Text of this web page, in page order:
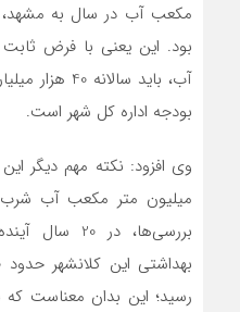
بود. این یعنی با فرض ثابت
آب، باید
بودجه اداره کل شهر است.
میلیون متر مکعب آب
بررسی‌ها،